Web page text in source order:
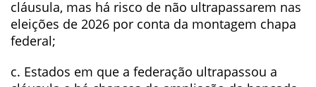
cláusula, mas há risco de não ultrapassarem nas
eleições de 2026 por conta da montagem chapa
federal;
c. Estados em que a federação ultrapassou a